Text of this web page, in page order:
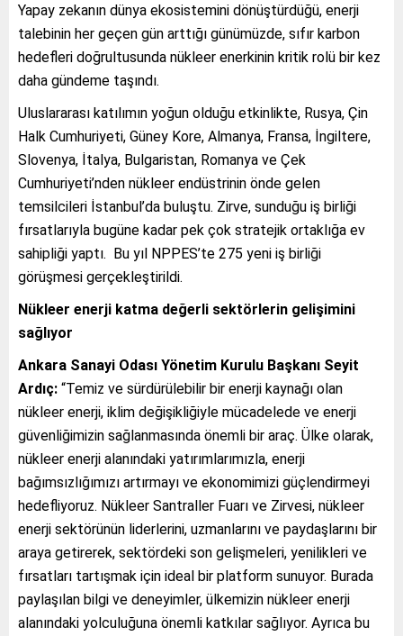
Yapay zekanın dünya ekosistemini dönüştürdüğü, enerji
talebinin her geçen gün arttığı günümüzde, sıfır karbon
hedefleri doğrultusunda nükleer enerkinin kritik rolü bir kez
daha gündeme taşındı.
Uluslararası katılımın yoğun olduğu etkinlikte, Rusya, Çin
Halk Cumhuriyeti, Güney Kore, Almanya, Fransa, İngiltere,
Slovenya, İtalya, Bulgaristan, Romanya ve Çek
Cumhuriyeti’nden nükleer endüstrinin önde gelen
temsilcileri İstanbul’da buluştu. Zirve, sunduğu iş birliği
fırsatlarıyla bugüne kadar pek çok stratejik ortaklığa ev
sahipliği yaptı. Bu yıl NPPES’te 275 yeni iş birliği
görüşmesi gerçekleştirildi.
Nükleer enerji katma değerli sektörlerin gelişimini
sağlıyor
Ankara Sanayi Odası Yönetim Kurulu Başkanı Seyit
Ardıç: “Temiz ve sürdürülebilir bir enerji kaynağı olan
nükleer enerji, iklim değişikliğiyle mücadelede ve enerji
güvenliğimizin sağlanmasında önemli bir araç. Ülke olarak,
nükleer enerji alanındaki yatırımlarımızla, enerji
bağımsızlığımızı artırmayı ve ekonomimizi güçlendirmeyi
hedefliyoruz. Nükleer Santraller Fuarı ve Zirvesi, nükleer
enerji sektörünün liderlerini, uzmanlarını ve paydaşlarını bir
araya getirerek, sektördeki son gelişmeleri, yenilikleri ve
fırsatları tartışmak için ideal bir platform sunuyor. Burada
paylaşılan bilgi ve deneyimler, ülkemizin nükleer enerji
alanındaki yolculuğuna önemli katkılar sağlıyor. Ayrıca bu